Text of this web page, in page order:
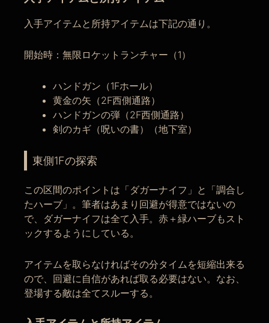
入手アイテムと所持アイテムは下記の通り。
開始時：無限ロケットランチャー（1）
ハンドガン（1Fホール）
黄金の矢（2F西側通路）
ハンドガンの弾（2F西側通路）
剣のカギ（呪いの書）（地下室）
東側1Fの探索
この区間のポイントは「ダガーナイフ」と「調合し
たハーブ」。筆者はあまり回避が得意ではないの
で、ダガーナイフは全て入手。赤＋緑ハーブもスト
ックするようにしている。
アイテムを取らなければその分タイムを短縮出来る
ので、回避に自信があれば取る必要はない。なお、
登場する敵は全てスルーする。